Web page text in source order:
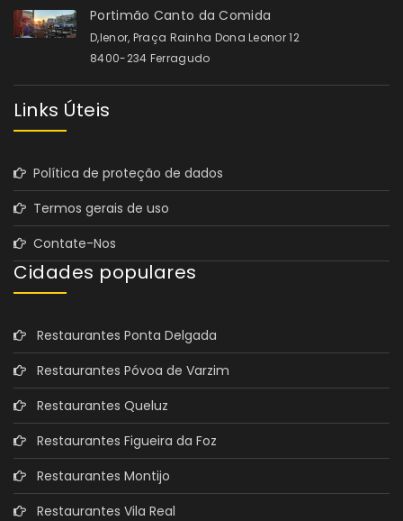
Portimão Canto da Comida
D,lenor, Praça Rainha Dona Leonor 12
8400-234 Ferragudo
Links Úteis
Política de proteção de dados
Termos gerais de uso
Contate-Nos
Cidades populares
Restaurantes Ponta Delgada
Restaurantes Póvoa de Varzim
Restaurantes Queluz
Restaurantes Figueira da Foz
Restaurantes Montijo
Restaurantes Vila Real